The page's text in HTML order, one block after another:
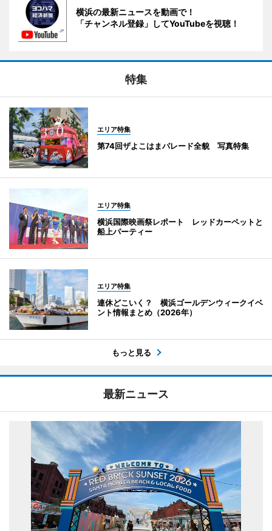
横浜の最新ニュースを動画で！
「チャンネル登録」してYouTubeを視聴！
特集
エリア特集
第74回ザよこはまパレード全貌 写真特集
エリア特集
横浜国際映画祭レポート レッドカーペットと
船上パーティー
エリア特集
連休どこいく？ 横浜ゴールデンウィークイベ
ント情報まとめ（2026年）
もっと見る
最新ニュース